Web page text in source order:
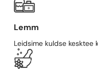
Lemmiklõhn,
Leidsime kuldse kesktee